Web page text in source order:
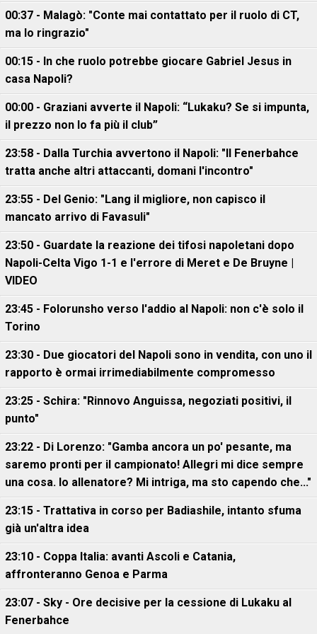
00:37 - Malagò: "Conte mai contattato per il ruolo di CT,
ma lo ringrazio"
00:15 - In che ruolo potrebbe giocare Gabriel Jesus in
casa Napoli?
00:00 - Graziani avverte il Napoli: “Lukaku? Se si impunta,
il prezzo non lo fa più il club”
23:58 - Dalla Turchia avvertono il Napoli: "Il Fenerbahce
tratta anche altri attaccanti, domani l'incontro"
23:55 - Del Genio: "Lang il migliore, non capisco il
mancato arrivo di Favasuli"
23:50 - Guardate la reazione dei tifosi napoletani dopo
Napoli-Celta Vigo 1-1 e l'errore di Meret e De Bruyne |
VIDEO
23:45 - Folorunsho verso l'addio al Napoli: non c'è solo il
Torino
23:30 - Due giocatori del Napoli sono in vendita, con uno il
rapporto è ormai irrimediabilmente compromesso
23:25 - Schira: "Rinnovo Anguissa, negoziati positivi, il
punto"
23:22 - Di Lorenzo: "Gamba ancora un po' pesante, ma
saremo pronti per il campionato! Allegri mi dice sempre
una cosa. Io allenatore? Mi intriga, ma sto capendo che..."
23:15 - Trattativa in corso per Badiashile, intanto sfuma
già un'altra idea
23:10 - Coppa Italia: avanti Ascoli e Catania,
affronteranno Genoa e Parma
23:07 - Sky - Ore decisive per la cessione di Lukaku al
Fenerbahce